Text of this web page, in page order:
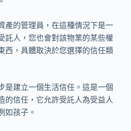
產的管理員，在這種情況下是一
託人，您也會對該物業的某些權
西，具體取決於您選擇的信任類
是建立一個生活信任。這是一個
的信任，它允許受託人為受益人
如孩子。